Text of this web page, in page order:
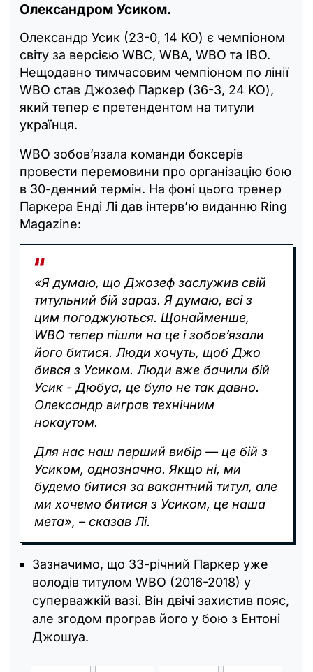
Олександром Усиком.
Олександр Усик (23-0, 14 КО) є чемпіоном
світу за версією WBC, WBA, WBO та IBO.
Нещодавно тимчасовим чемпіоном по лінії
WBO став Джозеф Паркер (36-3, 24 KO),
який тепер є претендентом на титули
українця.
WBO зобов’язала команди боксерів
провести перемовини про організацію бою
в 30-денний термін. На фоні цього тренер
Паркера Енді Лі дав інтерв’ю виданню Ring
Magazine:
«Я думаю, що Джозеф заслужив свій
титульний бій зараз. Я думаю, всі з
цим погоджуються. Щонайменше,
WBO тепер пішли на це і зобов’язали
його битися. Люди хочуть, щоб Джо
бився з Усиком. Люди вже бачили бій
Усик - Дюбуа, це було не так давно.
Олександр виграв технічним
нокаутом.
Для нас наш перший вибір — це бій з
Усиком, однозначно. Якщо ні, ми
будемо битися за вакантний титул, але
ми хочемо битися з Усиком, це наша
мета», – сказав Лі.
Зазначимо, що 33-річний Паркер уже
володів титулом WBO (2016-2018) у
суперважкій вазі. Він двічі захистив пояс,
але згодом програв його у бою з Ентоні
Джошуа.